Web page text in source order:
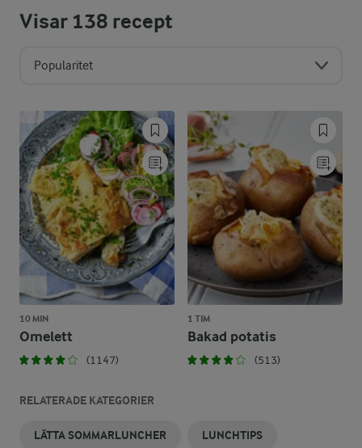
Visar138 recept
Popularitet
10 MIN
Omelett
(1147)
1 TIM
Bakad potatis
(513)
RELATERADE KATEGORIER
LÄTTA SOMMARLUNCHER LUNCHTIPS